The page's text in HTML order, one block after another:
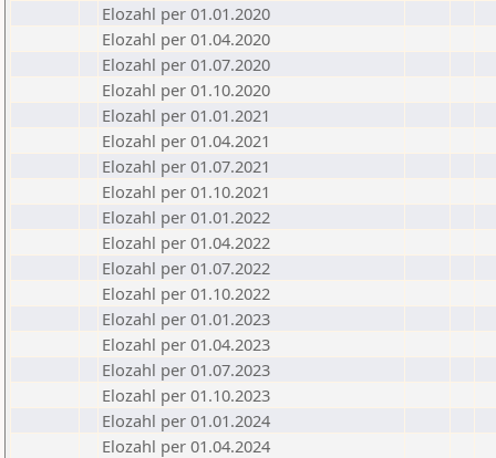
Elozahl per 01.01.2020
Elozahl per 01.04.2020
Elozahl per 01.07.2020
Elozahl per 01.10.2020
Elozahl per 01.01.2021
Elozahl per 01.04.2021
Elozahl per 01.07.2021
Elozahl per 01.10.2021
Elozahl per 01.01.2022
Elozahl per 01.04.2022
Elozahl per 01.07.2022
Elozahl per 01.10.2022
Elozahl per 01.01.2023
Elozahl per 01.04.2023
Elozahl per 01.07.2023
Elozahl per 01.10.2023
Elozahl per 01.01.2024
Elozahl per 01.04.2024